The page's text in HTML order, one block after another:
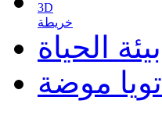
3D
خريطة
بيئة الحياة
تويا موضة